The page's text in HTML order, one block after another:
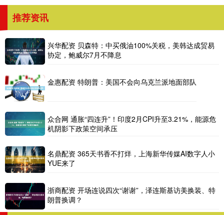
推荐资讯
兴华配资 贝森特：中买俄油100%关税，美韩达成贸易
协定，鲍威尔7月不降息
金惠配资 特朗普：美国不会向乌克兰派地面部队
众合网 通胀“四连升”！印度2月CPI升至3.21%，能源危
机阴影下政策空间承压
名鼎配资 365天书香不打烊，上海新华传媒AI数字人小
YUE来了
浙商配资 开场连说四次“谢谢”，泽连斯基访美换装、特
朗普换调？